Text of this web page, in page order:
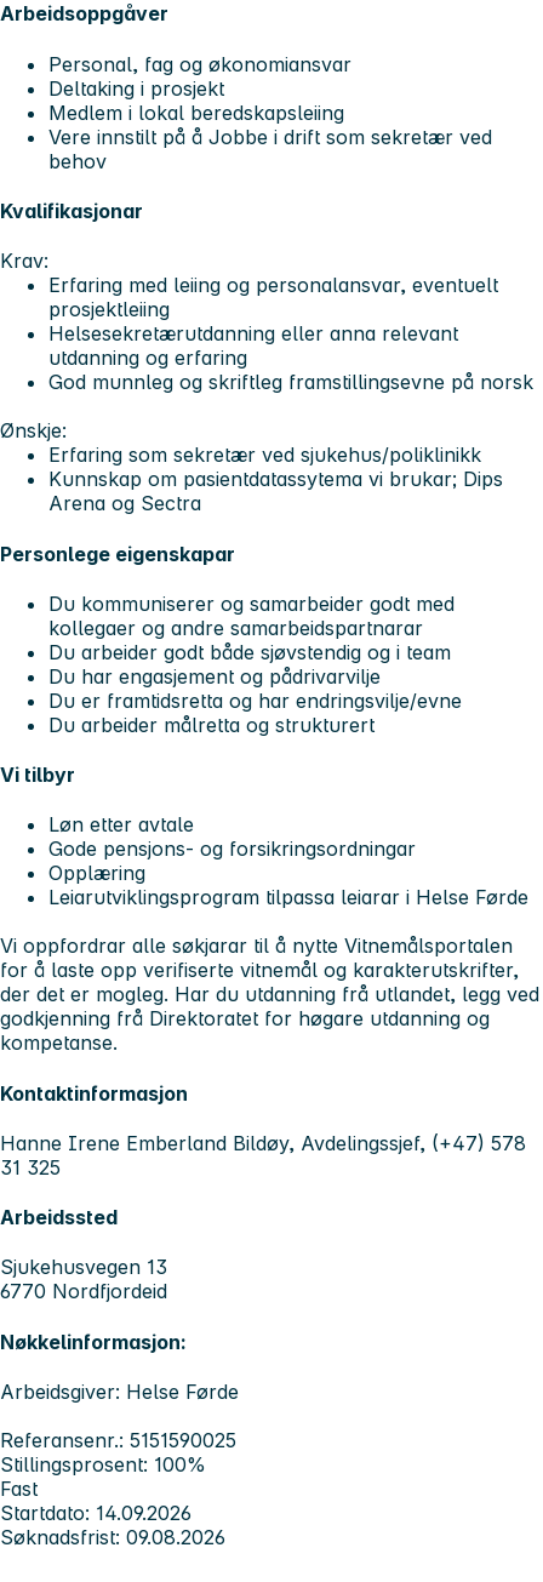
Arbeidsoppgåver
Personal, fag og økonomiansvar
Deltaking i prosjekt
Medlem i lokal beredskapsleiing
Vere innstilt på å Jobbe i drift som sekretær ved
behov
Kvalifikasjonar
Krav:
Erfaring med leiing og personalansvar, eventuelt
prosjektleiing
Helsesekretærutdanning eller anna relevant
utdanning og erfaring
God munnleg og skriftleg framstillingsevne på norsk
Ønskje:
Erfaring som sekretær ved sjukehus/poliklinikk
Kunnskap om pasientdatassytema vi brukar; Dips
Arena og Sectra
Personlege eigenskapar
Du kommuniserer og samarbeider godt med
kollegaer og andre samarbeidspartnarar
Du arbeider godt både sjøvstendig og i team
Du har engasjement og pådrivarvilje
Du er framtidsretta og har endringsvilje/evne
Du arbeider målretta og strukturert
Vi tilbyr
Løn etter avtale
Gode pensjons- og forsikringsordningar
Opplæring
Leiarutviklingsprogram tilpassa leiarar i Helse Førde
Vi oppfordrar alle søkjarar til å nytte Vitnemålsportalen
for å laste opp verifiserte vitnemål og karakterutskrifter,
der det er mogleg. Har du utdanning frå utlandet, legg ved
godkjenning frå Direktoratet for høgare utdanning og
kompetanse.
Kontaktinformasjon
Hanne Irene Emberland Bildøy, Avdelingssjef, (+47) 578
31 325
Arbeidssted
Sjukehusvegen 13
6770 Nordfjordeid
Nøkkelinformasjon:
Arbeidsgiver: Helse Førde
Referansenr.: 5151590025
Stillingsprosent: 100%
Fast
Startdato: 14.09.2026
Søknadsfrist: 09.08.2026